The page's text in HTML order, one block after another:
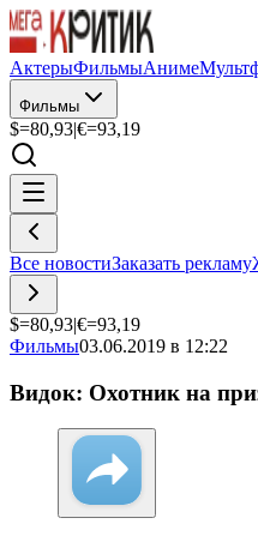
АктерыФильмыАниме
Фильмы
$=80,93|€=93,19
Все новостиЗаказать рекламу
$=80,93|€=93,19
Фильмы03.06.2019 в 12:22
Видок: Охотник на